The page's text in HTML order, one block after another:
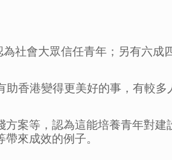
社會大眾信任青年；另有六成
香港變得更美好的事，有較多
案等，認為這能培養青年對建
來成效的例子。